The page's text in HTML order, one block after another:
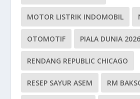
MOTOR LISTRIK INDOMOBIL
OTOMOTIF PIALA DUNIA 2026
RENDANG REPUBLIC CHICAGO
RESEP SAYUR ASEM RM